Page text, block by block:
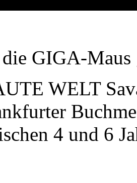
GIGA-
WELT
4 und 6